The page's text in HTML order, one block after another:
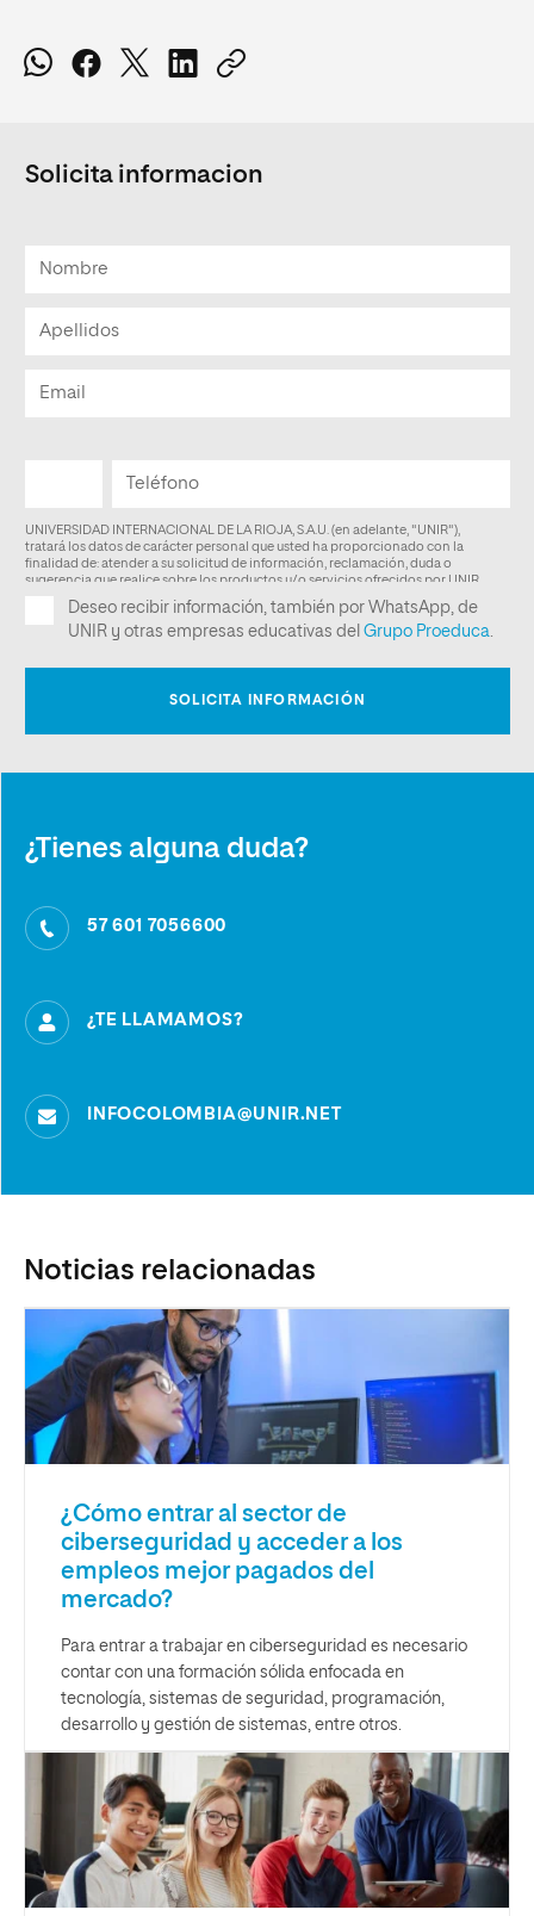
Solicita informacion
¿Tienes alguna duda?
57 601 7056600
¿TE LLAMAMOS?
INFOCOLOMBIA@UNIR.NET
Noticias relacionadas
¿Cómo entrar al sector de
ciberseguridad y acceder a los
empleos mejor pagados del
mercado?
Para entrar a trabajar en ciberseguridad es necesario
contar con una formación sólida enfocada en
tecnología, sistemas de seguridad, programación,
desarrollo y gestión de sistemas, entre otros.